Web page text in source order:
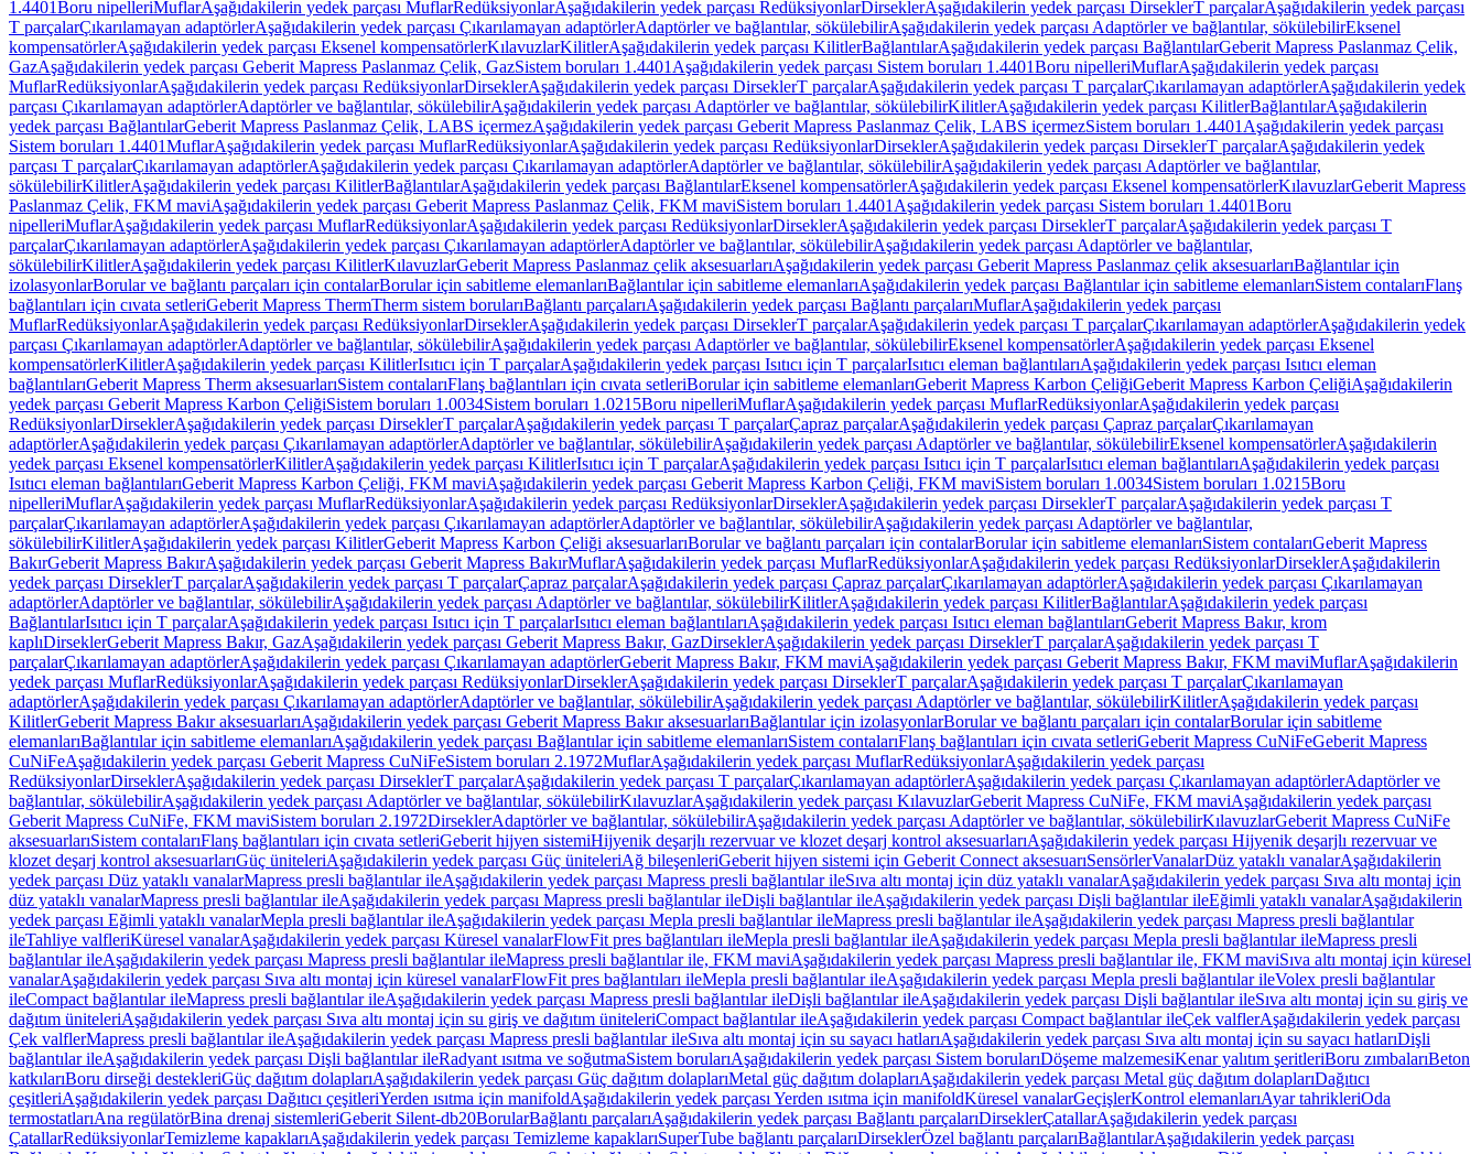
1.4401Boru nipelleriMuflarAşağıdakilerin yedek parçası MuflarRedüksiyonlarAşağıdakilerin yedek parçası RedüksiyonlarDirseklerAşağıdakilerin yedek parçası DirseklerT parçalarAşağıdakilerin yedek parçası
T parçalarÇıkarılamayan adaptörlerAşağıdakilerin yedek parçası Çıkarılamayan adaptörlerAdaptörler ve bağlantılar, sökülebilirAşağıdakilerin yedek parçası Adaptörler ve bağlantılar, sökülebilirEksenel
kompensatörlerAşağıdakilerin yedek parçası Eksenel kompensatörlerKılavuzlarKilitlerAşağıdakilerin yedek parçası KilitlerBağlantılarAşağıdakilerin yedek parçası BağlantılarGeberit Mapress Paslanmaz Çelik,
GazAşağıdakilerin yedek parçası Geberit Mapress Paslanmaz Çelik, GazSistem boruları 1.4401 Aşağıdakilerin yedek parçası Sistem boruları 1.4401Boru nipelleriMuflarAşağıdakilerin yedek parçası
MuflarRedüksiyonlarAşağıdakilerin yedek parçası RedüksiyonlarDirseklerAşağıdakilerin yedek parçası DirseklerT parçalarAşağıdakilerin yedek parçası T parçalarÇıkarılamayan adaptörlerAşağıdakilerin yedek
parçası Çıkarılamayan adaptörlerAdaptörler ve bağlantılar, sökülebilirAşağıdakilerin yedek parçası Adaptörler ve bağlantılar, sökülebilirKilitlerAşağıdakilerin yedek parçası KilitlerBağlantılarAşağıdakilerin
yedek parçası BağlantılarGeberit Mapress Paslanmaz Çelik, LABS içermezAşağıdakilerin yedek parçası Geberit Mapress Paslanmaz Çelik, LABS içermezSistem boruları 1.4401 Aşağıdakilerin yedek parçası
Sistem boruları 1.4401MuflarAşağıdakilerin yedek parçası MuflarRedüksiyonlarAşağıdakilerin yedek parçası RedüksiyonlarDirseklerAşağıdakilerin yedek parçası DirseklerT parçalarAşağıdakilerin yedek
parçası T parçalarÇıkarılamayan adaptörlerAşağıdakilerin yedek parçası Çıkarılamayan adaptörlerAdaptörler ve bağlantılar, sökülebilirAşağıdakilerin yedek parçası Adaptörler ve bağlantılar,
sökülebilirKilitlerAşağıdakilerin yedek parçası KilitlerBağlantılarAşağıdakilerin yedek parçası BağlantılarEksenel kompensatörlerAşağıdakilerin yedek parçası Eksenel kompensatörlerKılavuzlarGeberit Mapress
Paslanmaz Çelik, FKM maviAşağıdakilerin yedek parçası Geberit Mapress Paslanmaz Çelik, FKM maviSistem boruları 1.4401 Aşağıdakilerin yedek parçası Sistem boruları 1.4401Boru
nipelleriMuflarAşağıdakilerin yedek parçası MuflarRedüksiyonlarAşağıdakilerin yedek parçası RedüksiyonlarDirseklerAşağıdakilerin yedek parçası DirseklerT parçalarAşağıdakilerin yedek parçası T
parçalarÇıkarılamayan adaptörlerAşağıdakilerin yedek parçası Çıkarılamayan adaptörlerAdaptörler ve bağlantılar, sökülebilirAşağıdakilerin yedek parçası Adaptörler ve bağlantılar,
sökülebilirKilitlerAşağıdakilerin yedek parçası KilitlerKılavuzlarGeberit Mapress Paslanmaz çelik aksesuarlarıAşağıdakilerin yedek parçası Geberit Mapress Paslanmaz çelik aksesuarlarıBağlantılar için
izolasyonlarBorular ve bağlantı parçaları için contalarBorular için sabitleme elemanlarıBağlantılar için sabitleme elemanlarıAşağıdakilerin yedek parçası Bağlantılar için sabitleme elemanlarıSistem contalarıFlanş
bağlantıları için cıvata setleriGeberit Mapress ThermTherm sistem borularıBağlantı parçalarıAşağıdakilerin yedek parçası Bağlantı parçalarıMuflarAşağıdakilerin yedek parçası
MuflarRedüksiyonlarAşağıdakilerin yedek parçası RedüksiyonlarDirseklerAşağıdakilerin yedek parçası DirseklerT parçalarAşağıdakilerin yedek parçası T parçalarÇıkarılamayan adaptörlerAşağıdakilerin yedek
parçası Çıkarılamayan adaptörlerAdaptörler ve bağlantılar, sökülebilirAşağıdakilerin yedek parçası Adaptörler ve bağlantılar, sökülebilirEksenel kompensatörlerAşağıdakilerin yedek parçası Eksenel
kompensatörlerKilitlerAşağıdakilerin yedek parçası KilitlerIsıtıcı için T parçalarAşağıdakilerin yedek parçası Isıtıcı için T parçalarIsıtıcı eleman bağlantılarıAşağıdakilerin yedek parçası Isıtıcı eleman
bağlantılarıGeberit Mapress Therm aksesuarlarıSistem contalarıFlanş bağlantıları için cıvata setleriBorular için sabitleme elemanlarıGeberit Mapress Karbon ÇeliğiGeberit Mapress Karbon ÇeliğiAşağıdakilerin
yedek parçası Geberit Mapress Karbon ÇeliğiSistem boruları 1.0034Sistem boruları 1.0215Boru nipelleriMuflarAşağıdakilerin yedek parçası MuflarRedüksiyonlarAşağıdakilerin yedek parçası
RedüksiyonlarDirseklerAşağıdakilerin yedek parçası DirseklerT parçalarAşağıdakilerin yedek parçası T parçalarÇapraz parçalarAşağıdakilerin yedek parçası Çapraz parçalarÇıkarılamayan
adaptörlerAşağıdakilerin yedek parçası Çıkarılamayan adaptörlerAdaptörler ve bağlantılar, sökülebilirAşağıdakilerin yedek parçası Adaptörler ve bağlantılar, sökülebilirEksenel kompensatörlerAşağıdakilerin
yedek parçası Eksenel kompensatörlerKilitlerAşağıdakilerin yedek parçası KilitlerIsıtıcı için T parçalarAşağıdakilerin yedek parçası Isıtıcı için T parçalarIsıtıcı eleman bağlantılarıAşağıdakilerin yedek parçası
Isıtıcı eleman bağlantılarıGeberit Mapress Karbon Çeliği, FKM maviAşağıdakilerin yedek parçası Geberit Mapress Karbon Çeliği, FKM maviSistem boruları 1.0034Sistem boruları 1.0215Boru
nipelleriMuflarAşağıdakilerin yedek parçası MuflarRedüksiyonlarAşağıdakilerin yedek parçası RedüksiyonlarDirseklerAşağıdakilerin yedek parçası DirseklerT parçalarAşağıdakilerin yedek parçası T
parçalarÇıkarılamayan adaptörlerAşağıdakilerin yedek parçası Çıkarılamayan adaptörlerAdaptörler ve bağlantılar, sökülebilirAşağıdakilerin yedek parçası Adaptörler ve bağlantılar,
sökülebilirKilitlerAşağıdakilerin yedek parçası KilitlerGeberit Mapress Karbon Çeliği aksesuarlarıBorular ve bağlantı parçaları için contalarBorular için sabitleme elemanlarıSistem contalarıGeberit Mapress
BakırGeberit Mapress BakırAşağıdakilerin yedek parçası Geberit Mapress BakırMuflarAşağıdakilerin yedek parçası MuflarRedüksiyonlarAşağıdakilerin yedek parçası RedüksiyonlarDirseklerAşağıdakilerin
yedek parçası DirseklerT parçalarAşağıdakilerin yedek parçası T parçalarÇapraz parçalarAşağıdakilerin yedek parçası Çapraz parçalarÇıkarılamayan adaptörlerAşağıdakilerin yedek parçası Çıkarılamayan
adaptörlerAdaptörler ve bağlantılar, sökülebilirAşağıdakilerin yedek parçası Adaptörler ve bağlantılar, sökülebilirKilitlerAşağıdakilerin yedek parçası KilitlerBağlantılarAşağıdakilerin yedek parçası
BağlantılarIsıtıcı için T parçalarAşağıdakilerin yedek parçası Isıtıcı için T parçalarIsıtıcı eleman bağlantılarıAşağıdakilerin yedek parçası Isıtıcı eleman bağlantılarıGeberit Mapress Bakır, krom
kaplıDirseklerGeberit Mapress Bakır, GazAşağıdakilerin yedek parçası Geberit Mapress Bakır, GazDirseklerAşağıdakilerin yedek parçası DirseklerT parçalarAşağıdakilerin yedek parçası T
parçalarÇıkarılamayan adaptörlerAşağıdakilerin yedek parçası Çıkarılamayan adaptörlerGeberit Mapress Bakır, FKM maviAşağıdakilerin yedek parçası Geberit Mapress Bakır, FKM maviMuflarAşağıdakilerin
yedek parçası MuflarRedüksiyonlarAşağıdakilerin yedek parçası RedüksiyonlarDirseklerAşağıdakilerin yedek parçası DirseklerT parçalarAşağıdakilerin yedek parçası T parçalarÇıkarılamayan
adaptörlerAşağıdakilerin yedek parçası Çıkarılamayan adaptörlerAdaptörler ve bağlantılar, sökülebilirAşağıdakilerin yedek parçası Adaptörler ve bağlantılar, sökülebilirKilitlerAşağıdakilerin yedek parçası
KilitlerGeberit Mapress Bakır aksesuarlarıAşağıdakilerin yedek parçası Geberit Mapress Bakır aksesuarlarıBağlantılar için izolasyonlarBorular ve bağlantı parçaları için contalarBorular için sabitleme
elemanlarıBağlantılar için sabitleme elemanlarıAşağıdakilerin yedek parçası Bağlantılar için sabitleme elemanlarıSistem contalarıFlanş bağlantıları için cıvata setleriGeberit Mapress CuNiFeGeberit Mapress
CuNiFeAşağıdakilerin yedek parçası Geberit Mapress CuNiFeSistem boruları 2.1972MuflarAşağıdakilerin yedek parçası MuflarRedüksiyonlarAşağıdakilerin yedek parçası
RedüksiyonlarDirseklerAşağıdakilerin yedek parçası DirseklerT parçalarAşağıdakilerin yedek parçası T parçalarÇıkarılamayan adaptörlerAşağıdakilerin yedek parçası Çıkarılamayan adaptörlerAdaptörler ve
bağlantılar, sökülebilirAşağıdakilerin yedek parçası Adaptörler ve bağlantılar, sökülebilirKılavuzlarAşağıdakilerin yedek parçası KılavuzlarGeberit Mapress CuNiFe, FKM maviAşağıdakilerin yedek parçası
Geberit Mapress CuNiFe, FKM maviSistem boruları 2.1972DirseklerAdaptörler ve bağlantılar, sökülebilirAşağıdakilerin yedek parçası Adaptörler ve bağlantılar, sökülebilirKılavuzlarGeberit Mapress CuNiFe
aksesuarlarıSistem contalarıFlanş bağlantıları için cıvata setleriGeberit hijyen sistemiHijyenik deşarjlı rezervuar ve klozet deşarj kontrol aksesuarlarıAşağıdakilerin yedek parçası Hijyenik deşarjlı rezervuar ve
klozet deşarj kontrol aksesuarlarıGüç üniteleriAşağıdakilerin yedek parçası Güç üniteleriAğ bileşenleriGeberit hijyen sistemi için Geberit Connect aksesuarıSensörlerVanalarDüz yataklı vanalarAşağıdakilerin
yedek parçası Düz yataklı vanalarMapress presli bağlantılar ileAşağıdakilerin yedek parçası Mapress presli bağlantılar ileSıva altı montaj için düz yataklı vanalarAşağıdakilerin yedek parçası Sıva altı montaj için
düz yataklı vanalarMapress presli bağlantılar ileAşağıdakilerin yedek parçası Mapress presli bağlantılar ileDişli bağlantılar ileAşağıdakilerin yedek parçası Dişli bağlantılar ileEğimli yataklı vanalarAşağıdakilerin
yedek parçası Eğimli yataklı vanalarMepla presli bağlantılar ileAşağıdakilerin yedek parçası Mepla presli bağlantılar ileMapress presli bağlantılar ileAşağıdakilerin yedek parçası Mapress presli bağlantılar
ileTahliye valfleriKüresel vanalarAşağıdakilerin yedek parçası Küresel vanalarFlowFit pres bağlantıları ileMepla presli bağlantılar ileAşağıdakilerin yedek parçası Mepla presli bağlantılar ileMapress presli
bağlantılar ileAşağıdakilerin yedek parçası Mapress presli bağlantılar ileMapress presli bağlantılar ile, FKM maviAşağıdakilerin yedek parçası Mapress presli bağlantılar ile, FKM maviSıva altı montaj için küresel
vanalarAşağıdakilerin yedek parçası Sıva altı montaj için küresel vanalarFlowFit pres bağlantıları ileMepla presli bağlantılar ileAşağıdakilerin yedek parçası Mepla presli bağlantılar ileVolex presli bağlantılar
ileCompact bağlantılar ileMapress presli bağlantılar ileAşağıdakilerin yedek parçası Mapress presli bağlantılar ileDişli bağlantılar ileAşağıdakilerin yedek parçası Dişli bağlantılar ileSıva altı montaj için su giriş ve
dağıtım üniteleriAşağıdakilerin yedek parçası Sıva altı montaj için su giriş ve dağıtım üniteleriCompact bağlantılar ileAşağıdakilerin yedek parçası Compact bağlantılar ileÇek valflerAşağıdakilerin yedek parçası
Çek valflerMapress presli bağlantılar ileAşağıdakilerin yedek parçası Mapress presli bağlantılar ileSıva altı montaj için su sayacı hatlarıAşağıdakilerin yedek parçası Sıva altı montaj için su sayacı hatlarıDişli
bağlantılar ileAşağıdakilerin yedek parçası Dişli bağlantılar ileRadyant ısıtma ve soğutmaSistem borularıAşağıdakilerin yedek parçası Sistem borularıDöşeme malzemesiKenar yalıtım şeritleriBoru zımbalarıBeton
katkılarıBoru dirseği destekleriGüç dağıtım dolaplarıAşağıdakilerin yedek parçası Güç dağıtım dolaplarıMetal güç dağıtım dolaplarıAşağıdakilerin yedek parçası Metal güç dağıtım dolaplarıDağıtıcı
çeşitleriAşağıdakilerin yedek parçası Dağıtıcı çeşitleriYerden ısıtma için manifoldAşağıdakilerin yedek parçası Yerden ısıtma için manifoldKüresel vanalarGeçişlerKontrol elemanlarıAyar tahrikleriOda
termostatlarıAna regülatörBina drenaj sistemleriGeberit Silent-db20BorularBağlantı parçalarıAşağıdakilerin yedek parçası Bağlantı parçalarıDirseklerÇatallarAşağıdakilerin yedek parçası
ÇatallarRedüksiyonlarTemizleme kapaklarıAşağıdakilerin yedek parçası Temizleme kapaklarıSuperTube bağlantı parçalarıDirseklerÖzel bağlantı parçalarıBağlantılarAşağıdakilerin yedek parçası